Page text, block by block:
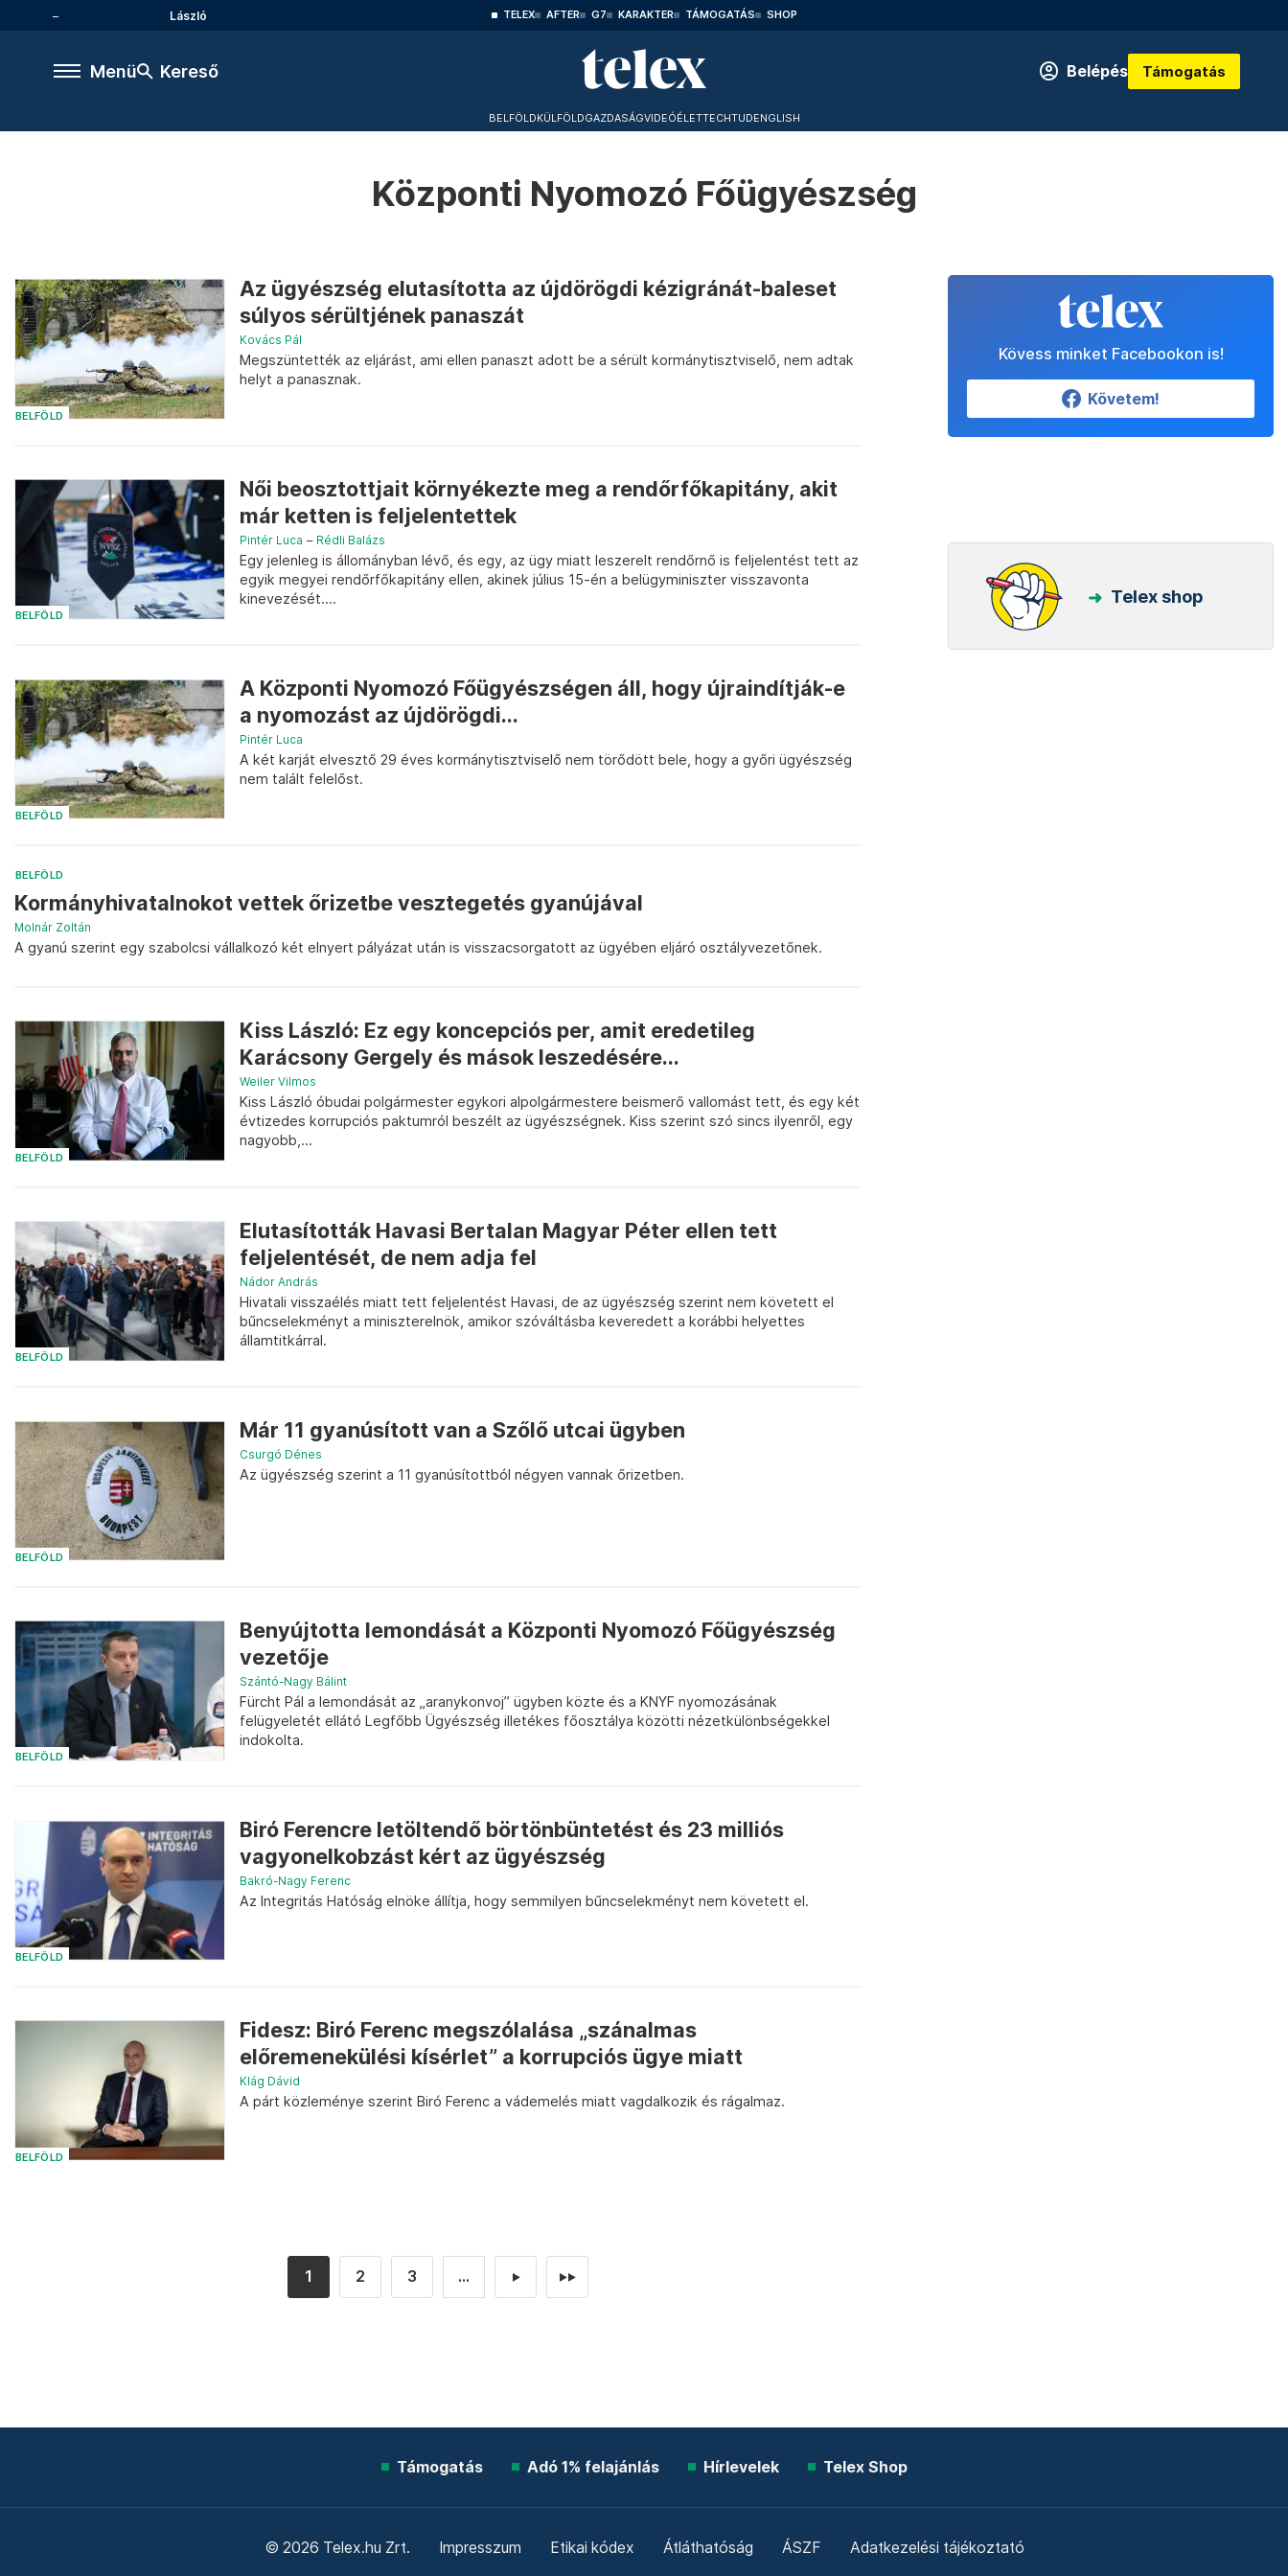
László TELEX AFTER G7 KARAKTER TÁMOGATÁS SHOP
Menü Kereső Belépés Támogatás
BELFÖLDKÜLFÖLDGAZDASÁGVIDEÓÉLETTECHTUDENGLISH
Központi Nyomozó Főügyészség
BELFÖLD
Az ügyészség elutasította az újdörögdi kézigránát-baleset
súlyos sérültjének panaszát
Kovács Pál
Megszüntették az eljárást, ami ellen panaszt adott be a sérült kormánytisztviselő, nem adtak
helyt a panasznak.
BELFÖLD
Női beosztottjait környékezte meg a rendőrfőkapitány, akit
már ketten is feljelentettek
Pintér Luca – Rédli Balázs
Egy jelenleg is állományban lévő, és egy, az ügy miatt leszerelt rendőrnő is feljelentést tett az
egyik megyei rendőrfőkapitány ellen, akinek július 15-én a belügyminiszter visszavonta
kinevezését....
BELFÖLD
A Központi Nyomozó Főügyészségen áll, hogy újraindítják-e
a nyomozást az újdörögdi...
Pintér Luca
A két karját elvesztő 29 éves kormánytisztviselő nem törődött bele, hogy a győri ügyészség
nem talált felelőst.
BELFÖLD
Kormányhivatalnokot vettek őrizetbe vesztegetés gyanújával
Molnár Zoltán
A gyanú szerint egy szabolcsi vállalkozó két elnyert pályázat után is visszacsorgatott az ügyében eljáró osztályvezetőnek.
BELFÖLD
Kiss László: Ez egy koncepciós per, amit eredetileg
Karácsony Gergely és mások leszedésére...
Weiler Vilmos
Kiss László óbudai polgármester egykori alpolgármestere beismerő vallomást tett, és egy két
évtizedes korrupciós paktumról beszélt az ügyészségnek. Kiss szerint szó sincs ilyenről, egy
nagyobb,...
BELFÖLD
Elutasították Havasi Bertalan Magyar Péter ellen tett
feljelentését, de nem adja fel
Nádor András
Hivatali visszaélés miatt tett feljelentést Havasi, de az ügyészség szerint nem követett el
bűncselekményt a miniszterelnök, amikor szóváltásba keveredett a korábbi helyettes
államtitkárral.
BELFÖLD
Már 11 gyanúsított van a Szőlő utcai ügyben
Csurgó Dénes
Az ügyészség szerint a 11 gyanúsítottból négyen vannak őrizetben.
BELFÖLD
Benyújtotta lemondását a Központi Nyomozó Főügyészség
vezetője
Szántó-Nagy Bálint
Fürcht Pál a lemondását az „aranykonvoj” ügyben közte és a KNYF nyomozásának
felügyeletét ellátó Legfőbb Ügyészség illetékes főosztálya közötti nézetkülönbségekkel
indokolta.
BELFÖLD
Biró Ferencre letöltendő börtönbüntetést és 23 milliós
vagyonelkobzást kért az ügyészség
Bakró-Nagy Ferenc
Az Integritás Hatóság elnöke állítja, hogy semmilyen bűncselekményt nem követett el.
BELFÖLD
Fidesz: Biró Ferenc megszólalása „szánalmas
előremenekülési kísérlet” a korrupciós ügye miatt
Klág Dávid
A párt közleménye szerint Biró Ferenc a vádemelés miatt vagdalkozik és rágalmaz.
1 2 3 ... ► ►►
Kövess minket Facebookon is!
Követem!
Telex shop
Támogatás Adó 1% felajánlás Hírlevelek Telex Shop
© 2026 Telex.hu Zrt. Impresszum Etikai kódex Átláthatóság ÁSZF Adatkezelési tájékoztató